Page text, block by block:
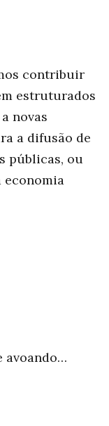
contribuir
estruturados
novas
a difusão de
públicas, ou
economia
avoando…